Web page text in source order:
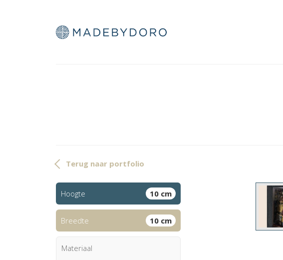
Terug naar portfolio
Hoogte 10 cm
Breedte 10 cm
Materiaal